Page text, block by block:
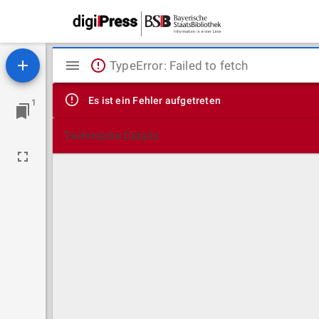
1
Mirador
Viewer
TypeError: Failed to fetch
Es ist ein Fehler aufgetreten
Technische Details